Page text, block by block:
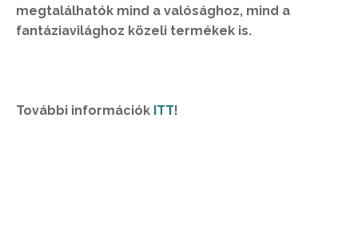
megtalálhatók mind a valósághoz, mind a
fantáziavilághoz közeli termékek is.
További információk ITT!